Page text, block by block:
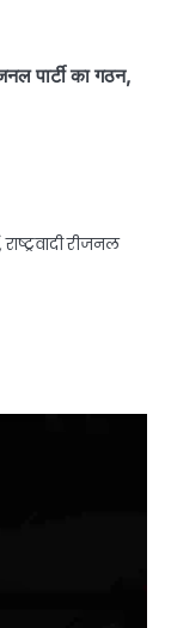
पार्टी का गठन,
रीजनल